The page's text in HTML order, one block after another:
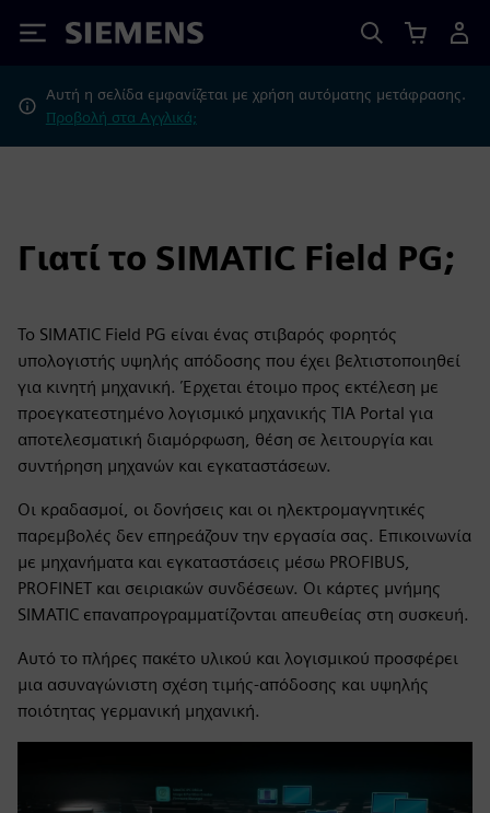
Siemens
Αυτή η σελίδα εμφανίζεται με χρήση αυτόματης μετάφρασης.
Προβολή στα Αγγλικά;
Γιατί το SIMATIC Field PG;
Το SIMATIC Field PG είναι ένας στιβαρός φορητός
υπολογιστής υψηλής απόδοσης που έχει βελτιστοποιηθεί
για κινητή μηχανική. Έρχεται έτοιμο προς εκτέλεση με
προεγκατεστημένο λογισμικό μηχανικής TIA Portal για
αποτελεσματική διαμόρφωση, θέση σε λειτουργία και
συντήρηση μηχανών και εγκαταστάσεων.
Οι κραδασμοί, οι δονήσεις και οι ηλεκτρομαγνητικές
παρεμβολές δεν επηρεάζουν την εργασία σας. Επικοινωνία
με μηχανήματα και εγκαταστάσεις μέσω PROFIBUS,
PROFINET και σειριακών συνδέσεων. Οι κάρτες μνήμης
SIMATIC επαναπρογραμματίζονται απευθείας στη συσκευή.
Αυτό το πλήρες πακέτο υλικού και λογισμικού προσφέρει
μια ασυναγώνιστη σχέση τιμής-απόδοσης και υψηλής
ποιότητας γερμανική μηχανική.